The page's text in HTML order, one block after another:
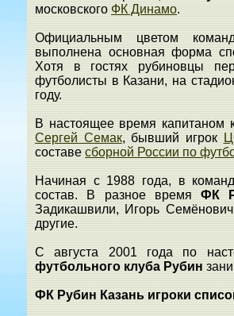
московского ФК Динамо.
Официальным цветом
выполнена основная форма
Хотя в гостях рубиновцы
футболисты в Казани, на
году.
В настоящее время капитаном
Сергей Семак, бывший игрок
составе сборной России по
Начиная с 1988 года, в
состав. В разное время ФК
Задикашвили, Игорь
другие.
С августа 2001 года по
футбольного клуба Рубин
ФК Рубин Казань игроки